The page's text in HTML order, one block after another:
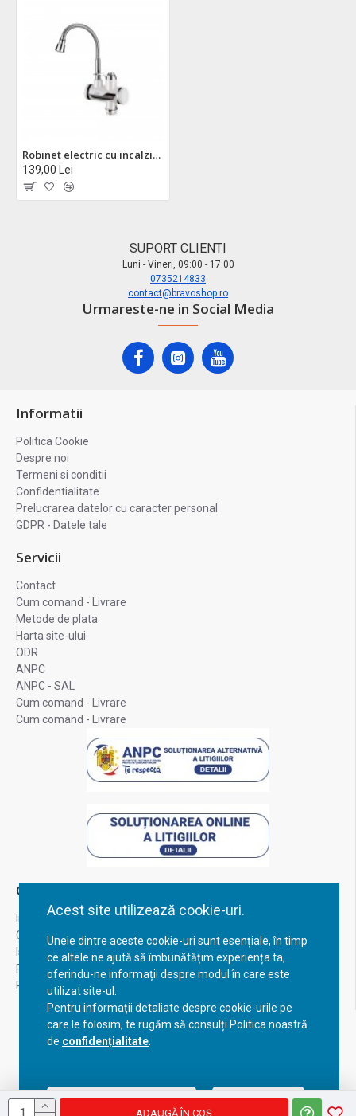
Acest site utilizează cookie-uri.
Unele dintre aceste cookie-uri sunt esențiale, în timp
ce altele ne ajută să îmbunătățim experiența ta,
oferindu-ne informații despre modul în care este
utilizat site-ul.
Pentru informații detaliate despre cookie-urile pe
care le folosim, te rugăm să consulți Politica noastră
de confidențialitate
Acceptă setările curente Configurează
ADAUGĂ ÎN COŞ
Robinet electric cu incalzire instanta z-inox zln5480 - 3000w, afisaj led, design alb elegant
139,00 Lei
SUPORT CLIENTI
Luni - Vineri, 09:00 - 17:00
0735214833
contact@bravoshop.ro
Urmareste-ne in Social Media
Informatii
Politica Cookie
Despre noi
Termeni si conditii
Confidentialitate
Prelucrarea datelor cu caracter personal
GDPR - Datele tale
Servicii
Contact
Cum comand - Livrare
Metode de plata
Harta site-ului
ODR
ANPC
ANPC - SAL
Cum comand - Livrare
Cum comand - Livrare
Contul Meu
Inregistrare
Contul meu
Istoric comenzi
Recuperare parola
Returnare produs